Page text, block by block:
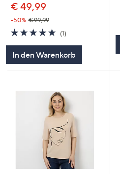
€ 49,99
-50% € 99,99
5.0
von
(1)1
In den Warenkorb